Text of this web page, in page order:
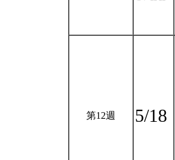
第12週 5/18